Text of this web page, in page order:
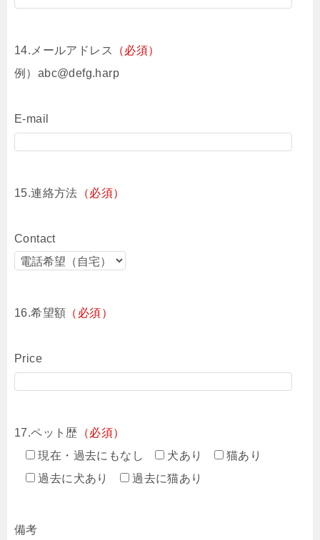
14.メールアドレス
（必須）
例）abc@defg.harp
E-mail
15.連絡方法 （必須）
Contact
16.希望額 （必須）
Price
17.ペット歴 （必須）
現在・過去にもなし
犬あり
猫あり
過去に犬あり
過去に猫あり
備考